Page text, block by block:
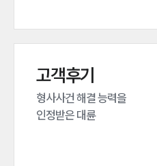
고객후기
형사사건 해결 능력을
인정받은 대륜